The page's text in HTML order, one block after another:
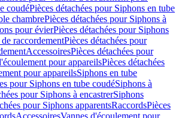
coudéPièces détachées pour Siphons en tube
chambrePièces détachées pour Siphons à
pour évierPièces détachées pour Siphons
raccordementPièces détachées pour
AccessoiresPièces détachées pour
pour appareilsPièces détachées
pour appareilsSiphons en tube
pour Siphons en tube coudéSiphons à
pour Siphons à encastrerSiphons
pour Siphons apparentsRaccordsPièces
AccessoiresVannes d'écoulement pour